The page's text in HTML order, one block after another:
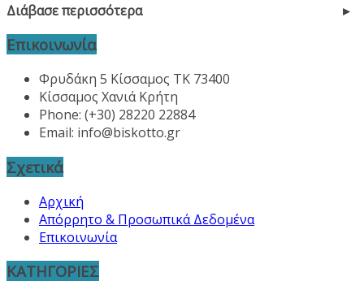
Διάβασε περισσότερα
Επικοινωνία
Φρυδάκη 5 Κίσσαμος ΤΚ 73400
Κίσσαμος Χανιά Κρήτη
Phone: (+30) 28220 22884
Email: info@biskotto.gr
Σχετικά
Αρχική
Απόρρητο & Προσωπικά Δεδομένα
Επικοινωνία
ΚΑΤΗΓΟΡΙΕΣ